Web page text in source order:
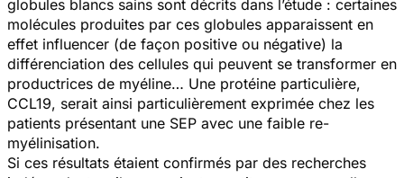
globules blancs sains sont décrits dans l’étude : certaines
molécules produites par ces globules apparaissent en
effet influencer (de façon positive ou négative) la
différenciation des cellules qui peuvent se transformer en
productrices de myéline… Une protéine particulière,
CCL19, serait ainsi particulièrement exprimée chez les
patients présentant une SEP avec une faible re-
myélinisation.
Si ces résultats étaient confirmés par des recherches